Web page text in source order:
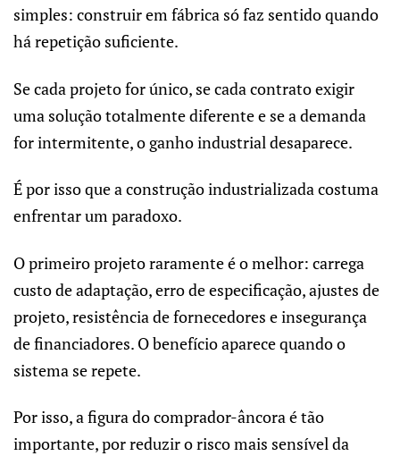
simples: construir em fábrica só faz sentido quando
há repetição suficiente.
Se cada projeto for único, se cada contrato exigir
uma solução totalmente diferente e se a demanda
for intermitente, o ganho industrial desaparece.
É por isso que a construção industrializada costuma
enfrentar um paradoxo.
O primeiro projeto raramente é o melhor: carrega
custo de adaptação, erro de especificação, ajustes de
projeto, resistência de fornecedores e insegurança
de financiadores. O benefício aparece quando o
sistema se repete.
Por isso, a figura do comprador-âncora é tão
importante, por reduzir o risco mais sensível da